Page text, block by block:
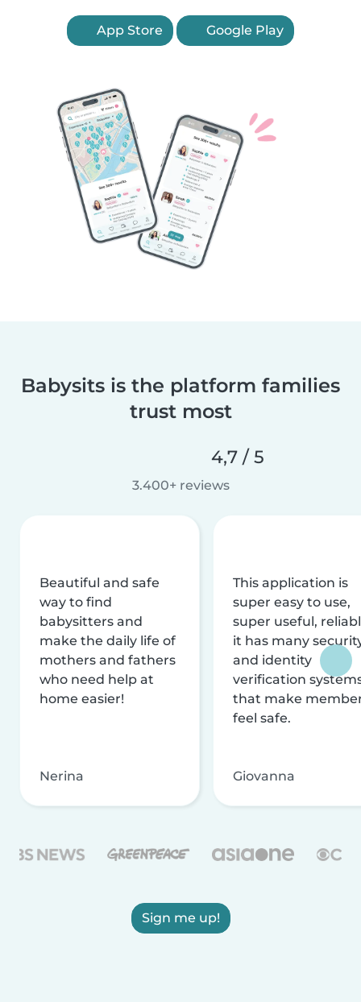
App Store Google Play
Babysits is the platform families
trust most
4,7 / 5
3.400+ reviews
Beautiful and safe
way to find
babysitters and
make the daily life of
mothers and fathers
who need help at
home easier!
Nerina
This application is
super easy to use,
super useful,
it has many
and identity
verification
that make
feel safe.
Giovanna
Sign me up!